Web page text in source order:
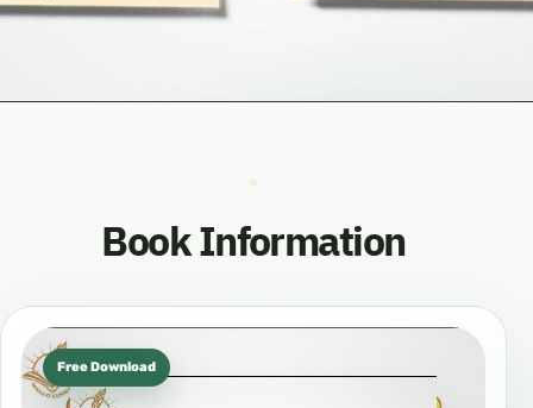
Book Information
Free Download